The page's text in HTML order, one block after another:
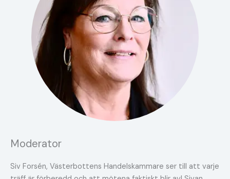
Moderator
Siv Forsén, Västerbottens Handelskammare ser till att varje